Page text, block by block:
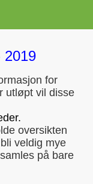
2019
for
utløpt vil disse
oversikten
veldig mye
på bare